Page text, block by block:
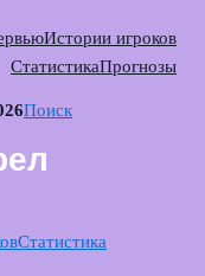
Истории игроков
СтатистикаПрогнозы
Поиск
Статистика